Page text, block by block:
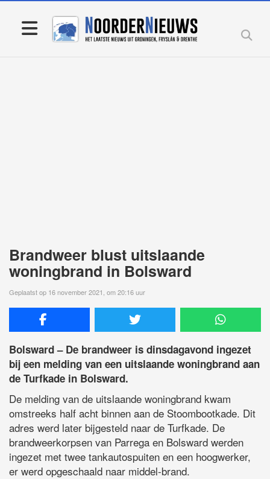
Brandweer blust uitslaande
woningbrand in Bolsward
Geplaatst op 16 november 2021, om 20:16 uur
Bolsward – De brandweer is dinsdagavond ingezet
bij een melding van een uitslaande woningbrand aan
de Turfkade in Bolsward.
De melding van de uitslaande woningbrand kwam
omstreeks half acht binnen aan de Stoombootkade. Dit
adres werd later bijgesteld naar de Turfkade. De
brandweerkorpsen van Parrega en Bolsward werden
ingezet met twee tankautospuiten en een hoogwerker,
er werd opgeschaald naar middel-brand.